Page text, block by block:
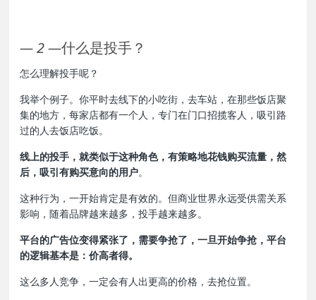
—2—什么是投手？
怎么理解投手呢？
我举个例子。你平时去线下的小吃街，去车站，在那些饭店聚
集的地方，每家店都有一个人，专门在门口招揽客人，吸引路
过的人去饭店吃饭。
线上的投手 ，就类似于这种角色，有策略地花钱购买流量，然
后，吸引有购买意向的用户。
这种行为，一开始肯定是有效的。但商业世界永远受供需关系
影响，随着品牌越来越多，投手越来越多。
平台的广告位变得紧张了，需要争抢了，一旦开始争抢，平台
的逻辑基本是：价高者得。
这么多人竞争，一定会有人出更高的价格，去抢位置。